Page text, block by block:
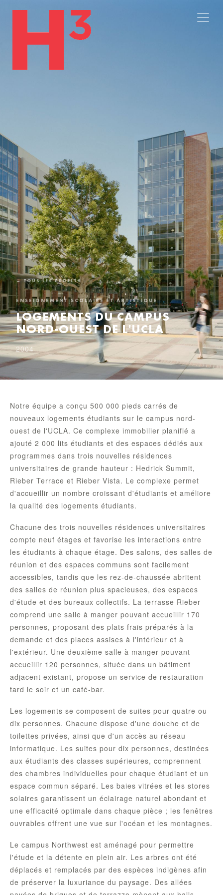
← TOUS LES PROJETS
ENSEIGNEMENT SCOLAIRE ET ARTISTIQUE
LOGEMENTS DU CAMPUS
NORD-OUEST DE L'UCLA
2004
Notre équipe a conçu 500 000 pieds carrés de
nouveaux logements étudiants sur le campus nord-
ouest de l'UCLA. Ce complexe immobilier planifié a
ajouté 2 000 lits étudiants et des espaces dédiés aux
programmes dans trois nouvelles résidences
universitaires de grande hauteur : Hedrick Summit,
Rieber Terrace et Rieber Vista. Le complexe permet
d'accueillir un nombre croissant d'étudiants et améliore
la qualité des logements étudiants.
Chacune des trois nouvelles résidences universitaires
compte neuf étages et favorise les interactions entre
les étudiants à chaque étage. Des salons, des salles de
réunion et des espaces communs sont facilement
accessibles, tandis que les rez-de-chaussée abritent
des salles de réunion plus spacieuses, des espaces
d'étude et des bureaux collectifs. La terrasse Rieber
comprend une salle à manger pouvant accueillir 170
personnes, proposant des plats frais préparés à la
demande et des places assises à l'intérieur et à
l'extérieur. Une deuxième salle à manger pouvant
accueillir 120 personnes, située dans un bâtiment
adjacent existant, propose un service de restauration
tard le soir et un café-bar.
Les logements se composent de suites pour quatre ou
dix personnes. Chacune dispose d'une douche et de
toilettes privées, ainsi que d'un accès au réseau
informatique. Les suites pour dix personnes, destinées
aux étudiants des classes supérieures, comprennent
des chambres individuelles pour chaque étudiant et un
espace commun séparé. Les baies vitrées et les stores
solaires garantissent un éclairage naturel abondant et
une efficacité optimale dans chaque pièce ; les fenêtres
ouvrables offrent une vue sur l'océan et les montagnes.
Le campus Northwest est aménagé pour permettre
l'étude et la détente en plein air. Les arbres ont été
déplacés et remplacés par des espèces indigènes afin
de préserver la luxuriance du paysage. Des allées